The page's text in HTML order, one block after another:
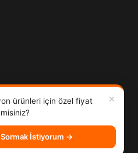
✕
ürünleri için özel fiyat
Sormak İstiyorum →